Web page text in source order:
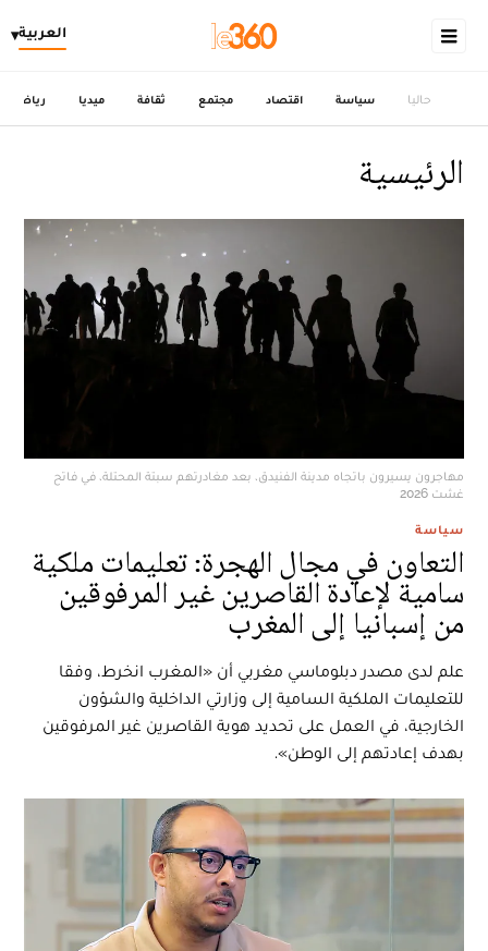
العربية▾
حاليا سياسة اقتصاد مجتمع ثقافة ميديا رياضة
الرئيسية
مهاجرون يسيرون باتجاه مدينة الفنيدق، بعد مغادرتهم سبتة المحتلة، في فاتح
غشت 2026
سياسة
التعاون في مجال الهجرة: تعليمات ملكية
سامية لإعادة القاصرين غير المرفوقين
من إسبانيا إلى المغرب
علم لدى مصدر دبلوماسي مغربي أن «المغرب انخرط، وفقا
للتعليمات الملكية السامية إلى وزارتي الداخلية والشؤون
الخارجية، في العمل على تحديد هوية القاصرين غير المرفوقين
بهدف إعادتهم إلى الوطن».